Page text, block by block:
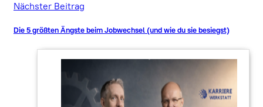
Nächster Beitrag
Die 5 größten Ängste beim Jobwechsel (und wie du sie besiegst)